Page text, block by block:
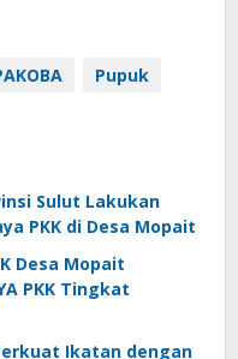
Pupuk
Sulut Lakukan
PKK di Desa Mopait
Desa Mopait
PKK Tingkat
Ikatan dengan